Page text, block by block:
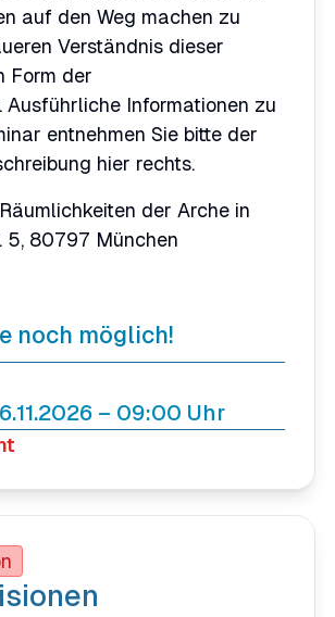
auf den Weg machen zu
Verständnis dieser
Form der
Ausführliche Informationen zu
entnehmen Sie bitte der
hier rechts.
der Arche in
5, 80797 München
noch möglich!
– 09:00 Uhr